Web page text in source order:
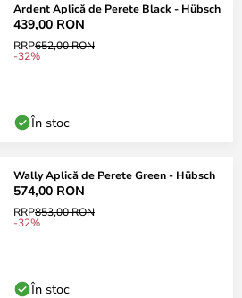
Ardent Aplică de Perete Black - Hübsch
439,00 RON
RRP652,00 RON
-32%
În stoc
Wally Aplică de Perete Green - Hübsch
574,00 RON
RRP853,00 RON
-32%
În stoc